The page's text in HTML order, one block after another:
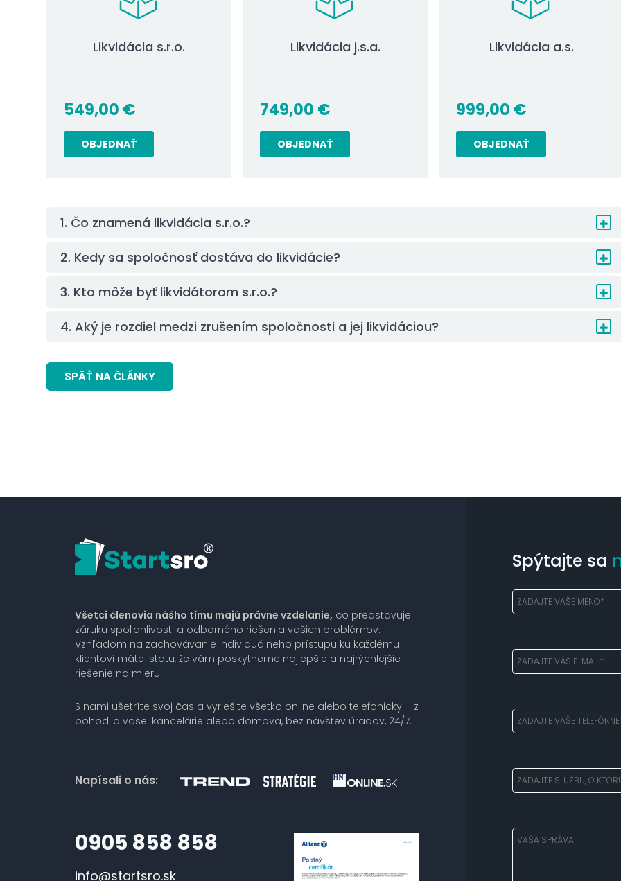
Likvidácia s.r.o.
549,00 €
OBJEDNAŤ
Likvidácia j.s.a.
749,00 €
OBJEDNAŤ
Likvidácia a.s.
999,00 €
OBJEDNAŤ
1. Čo znamená likvidácia s.r.o.?
2. Kedy sa spoločnosť dostáva do likvidácie?
3. Kto môže byť likvidátorom s.r.o.?
4. Aký je rozdiel medzi zrušením spoločnosti a jej likvidáciou?
SPÄŤ NA ČLÁNKY
Všetci členovia nášho tímu majú právne vzdelanie, čo predstavuje
záruku spoľahlivosti a odborného riešenia vašich problémov.
Vzhľadom na zachovávanie individuálneho prístupu ku každému
klientovi máte istotu, že vám poskytneme najlepšie a najrýchlejšie
riešenie na mieru.
S nami ušetríte svoj čas a vyriešite všetko online alebo telefonicky – z
pohodlia vašej kancelárie alebo domova, bez návštev úradov, 24/7.
Napísali o nás:
0905 858 858
info@startsro.sk
Spýtajte sa